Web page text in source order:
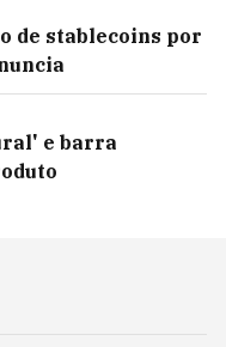
de stablecoins por
e barra